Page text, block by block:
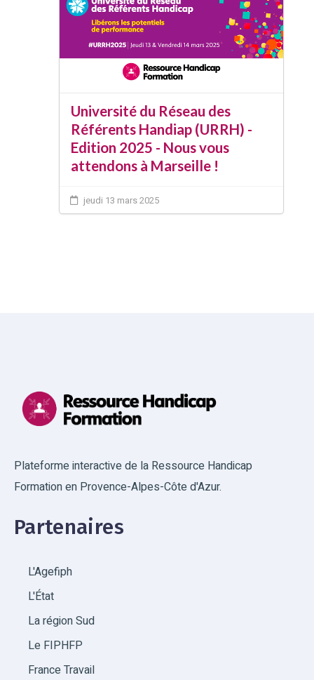
Université du Réseau des
Référents Handiap (URRH) -
Edition 2025 - Nous vous
attendons à Marseille !
jeudi 13 mars 2025
Plateforme interactive de la Ressource Handicap
Formation en Provence-Alpes-Côte d'Azur.
Partenaires
L'Agefiph
L'État
La région Sud
Le FIPHFP
France Travail